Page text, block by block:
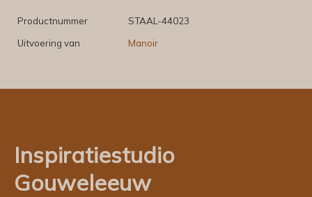
Productnummer
STAAL-44023
Uitvoering van
Manoir
Inspiratiestudio
Gouweleeuw